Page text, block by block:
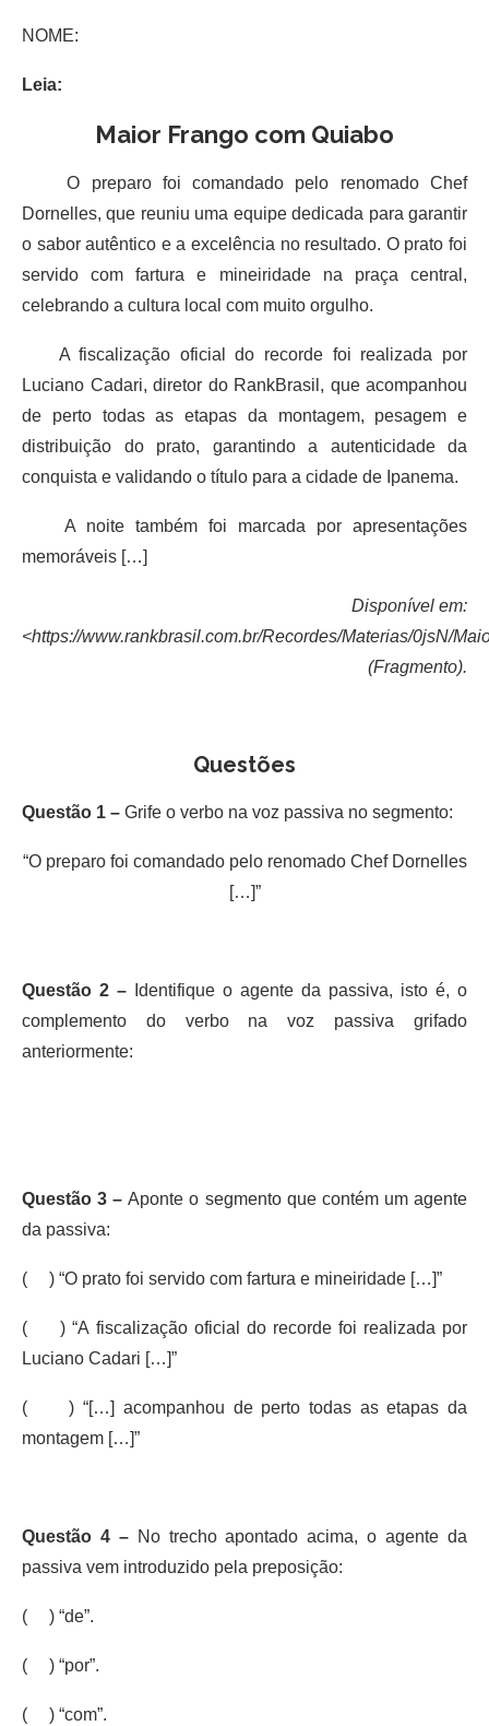
NOME:
Leia:
Maior Frango com Quiabo
O preparo foi comandado pelo renomado Chef
Dornelles, que reuniu uma equipe dedicada para garantir
o sabor autêntico e a excelência no resultado. O prato foi
servido com fartura e mineiridade na praça central,
celebrando a cultura local com muito orgulho.
A fiscalização oficial do recorde foi realizada por
Luciano Cadari, diretor do RankBrasil, que acompanhou
de perto todas as etapas da montagem, pesagem e
distribuição do prato, garantindo a autenticidade da
conquista e validando o título para a cidade de Ipanema.
A noite também foi marcada por apresentações
memoráveis […]
Disponível em:
<https://www.rankbrasil.com.br/Recordes/Materias/0jsN/
(Fragmento).
Questões
Questão 1 – Grife o verbo na voz passiva no segmento:
“O preparo foi comandado pelo renomado Chef Dornelles
[…]”
Questão 2 –
Identifique o agente da passiva, isto é, o
complemento do verbo na voz passiva grifado
anteriormente:
Questão 3 –Aponte o segmento que contém um agente
da passiva:
( ) “O prato foi servido com fartura e mineiridade […]”
(
) “A fiscalização oficial do recorde foi realizada por
Luciano Cadari […]”
( ) “[…] acompanhou de perto todas as etapas da
montagem […]”
Questão 4 – No trecho apontado acima, o agente da
passiva vem introduzido pela preposição:
( ) “de”.
( ) “por”.
( ) “com”.